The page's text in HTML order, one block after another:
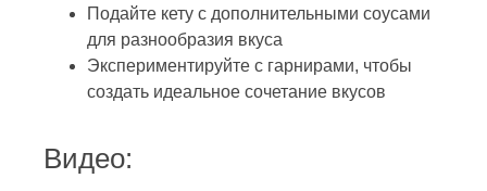
Подайте кету с дополнительными соусами
для разнообразия вкуса
Экспериментируйте с гарнирами, чтобы
создать идеальное сочетание вкусов
Видео: